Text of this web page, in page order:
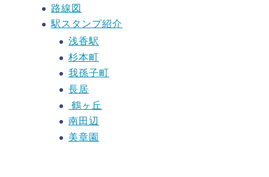
路線図
駅スタンプ紹介
浅香駅
杉本町
我孫子町
長居
鶴ヶ丘
南田辺
美章園